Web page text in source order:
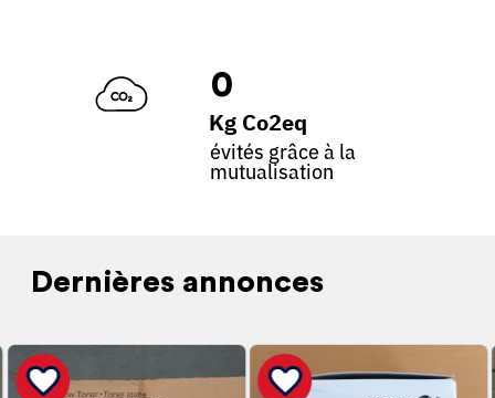
0
Kg Co2eq
évités grâce à la
mutualisation
Dernières annonces